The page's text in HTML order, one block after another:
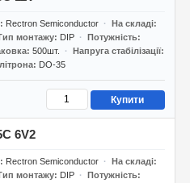
Rectron Semiconductor
На складі
монтажу DIP
Потужність
500шт.
Напруга стабілізації
DO-35
Купити
6V2
Rectron Semiconductor
На складі
монтажу DIP
Потужність